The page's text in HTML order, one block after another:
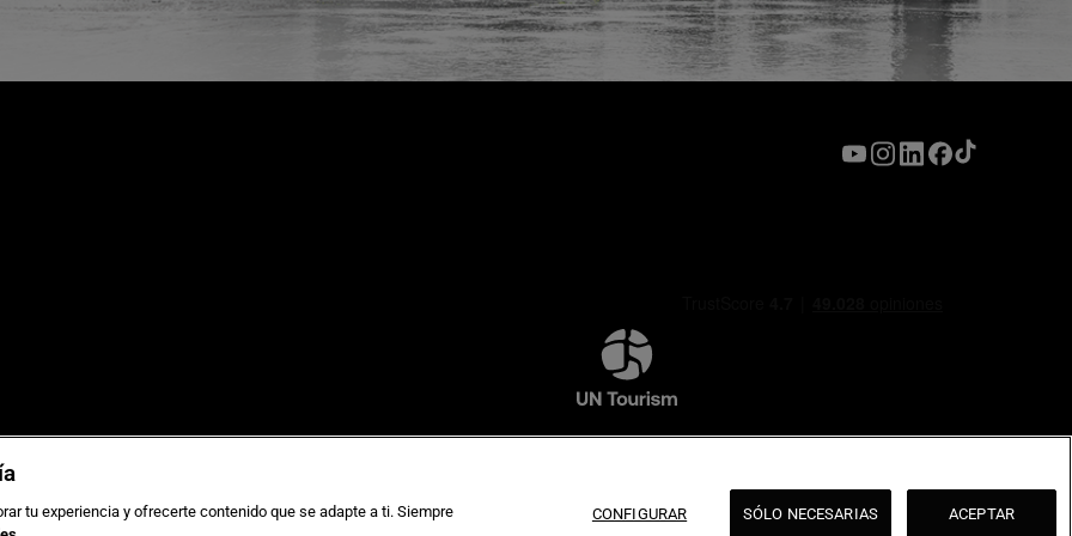
de CookiesGestionar cookies
tu experiencia y ofrecerte contenido que se adapte a ti. Siempre
ACEPTAR
SÓLO NECESARIAS
CONFIGURAR